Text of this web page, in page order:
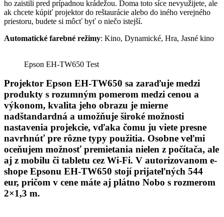
ho zaistili pred prípadnou krádežou. Doma toto síce nevyužijete, ale
ak chcete kúpiť projektor do reštaurácie alebo do iného verejného
priestoru, budete si môcť byť o niečo istejší.
Automatické farebné režimy: Kino, Dynamické, Hra, Jasné kino
Epson EH-TW650 Test
Projektor Epson EH-TW650 sa zaraďuje medzi
produkty s rozumným pomerom medzi cenou a
výkonom, kvalita jeho obrazu je mierne
nadštandardná a umožňuje široké možnosti
nastavenia projekcie, vďaka čomu ju viete presne
navrhnúť pre rôzne typy použitia. Osobne veľmi
oceňujem možnosť premietania nielen z počítača, ale
aj z mobilu či tabletu cez Wi-Fi. V autorizovanom e-
shope Epsonu EH-TW650 stojí prijateľných 544
eur, pričom v cene máte aj plátno Nobo s rozmerom
2×1,3 m.